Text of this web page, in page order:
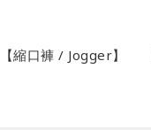
【縮口褲 / Jogger】